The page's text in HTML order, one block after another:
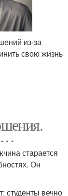
из-за
свою жизнь
старается
Он
студенты вечно